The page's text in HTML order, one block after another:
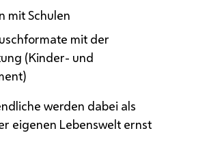
mit Schulen
mit der
(Kinder- und
werden dabei als
eigenen Lebenswelt ernst